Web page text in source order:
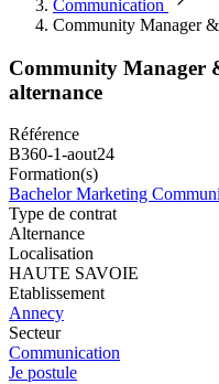
Communication
Community Manager
Community Manager
alternance
Référence
B360-1-aout24
Formation(s)
Bachelor Marketing
Type de contrat
Alternance
Localisation
HAUTE SAVOIE
Etablissement
Annecy
Secteur
Communication
Je postule